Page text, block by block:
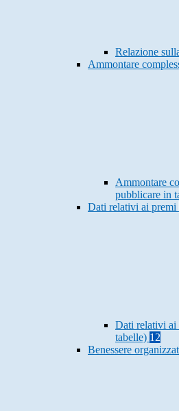
Relazione
Ammontare
Ammontare
pubblicare in
Dati relativi ai premi
Dati relativi ai
tabelle) 12
Benessere